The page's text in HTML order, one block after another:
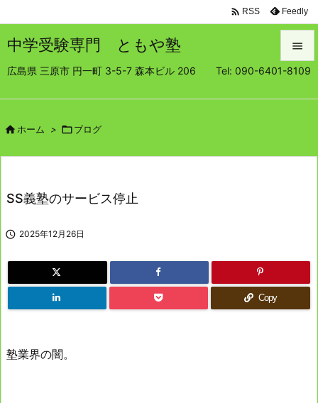
中学受験専門 ともや塾
広島県 三原市 円一町 3-5-7 森本ビル 206 Tel: 090-6401-8109


 RSS Feedly
 ホーム > ブログ
SS義塾のサービス停止
 2025年12月26日
Copy
塾業界の闇。